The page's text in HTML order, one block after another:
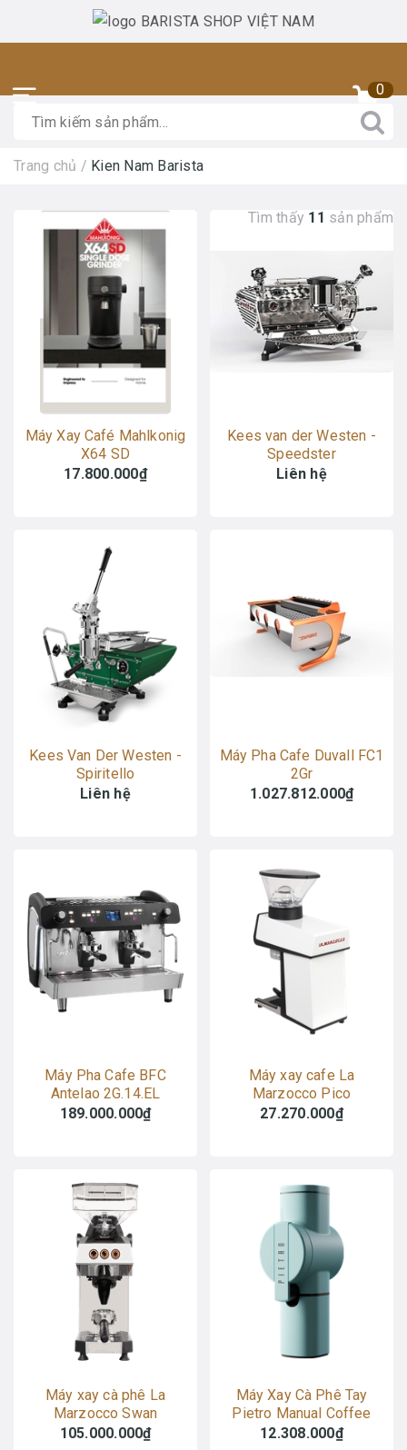
0
Trang chủ / Kien Nam Barista
Tìm thấy 11 sản phẩm
Máy Xay Café Mahlkonig
X64 SD
17.800.000₫
Kees van der Westen -
Speedster
Liên hệ
Kees Van Der Westen -
Spiritello
Liên hệ
Máy Pha Cafe Duvall FC1
2Gr
1.027.812.000₫
Máy Pha Cafe BFC
Antelao 2G.14.EL
189.000.000₫
Máy xay cafe La
Marzocco Pico
27.270.000₫
Máy xay cà phê La
Marzocco Swan
105.000.000₫
Máy Xay Cà Phê Tay
Pietro Manual Coffee
Machine
12.308.000₫